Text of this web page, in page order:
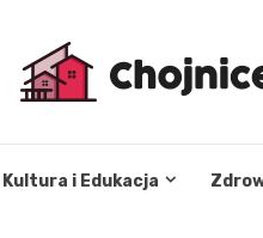
Kultura i Edukacja